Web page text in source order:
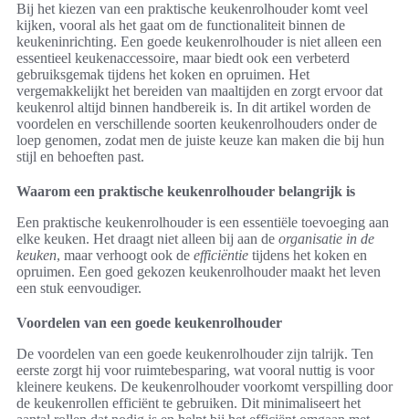
Bij het kiezen van een praktische keukenrolhouder komt veel
kijken, vooral als het gaat om de functionaliteit binnen de
keukeninrichting. Een goede keukenrolhouder is niet alleen een
essentieel keukenaccessoire, maar biedt ook een verbeterd
gebruiksgemak tijdens het koken en opruimen. Het
vergemakkelijkt het bereiden van maaltijden en zorgt ervoor dat
keukenrol altijd binnen handbereik is. In dit artikel worden de
voordelen en verschillende soorten keukenrolhouders onder de
loep genomen, zodat men de juiste keuze kan maken die bij hun
stijl en behoeften past.
Waarom een praktische keukenrolhouder belangrijk is
Een praktische keukenrolhouder is een essentiële toevoeging aan
elke keuken. Het draagt niet alleen bij aan de organisatie in de
keuken, maar verhoogt ook de efficiëntie tijdens het koken en
opruimen. Een goed gekozen keukenrolhouder maakt het leven
een stuk eenvoudiger.
Voordelen van een goede keukenrolhouder
De voordelen van een goede keukenrolhouder zijn talrijk. Ten
eerste zorgt hij voor ruimtebesparing, wat vooral nuttig is voor
kleinere keukens. De keukenrolhouder voorkomt verspilling door
de keukenrollen efficiënt te gebruiken. Dit minimaliseert het